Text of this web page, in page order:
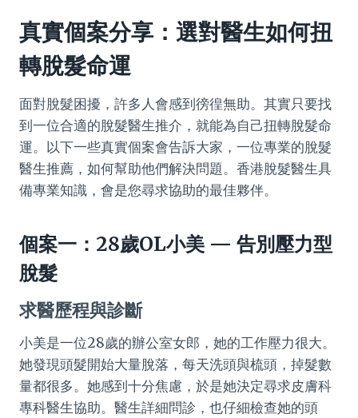
真實個案分享：選對醫生如何扭
轉脫髮命運
面對脫髮困擾，許多人會感到徬徨無助。其實只要找
到一位合適的脫髮醫生推介，就能為自己扭轉脫髮命
運。以下一些真實個案會告訴大家，一位專業的脫髮
醫生推薦，如何幫助他們解決問題。香港脫髮醫生具
備專業知識，會是您尋求協助的最佳夥伴。
個案一：28歲OL小美 — 告別壓力型
脫髮
求醫歷程與診斷
小美是一位28歲的辦公室女郎，她的工作壓力很大。
她發現頭髮開始大量脫落，每天洗頭與梳頭，掉髮數
量都很多。她感到十分焦慮，於是她決定尋求皮膚科
專科醫生協助。醫生詳細問診，也仔細檢查她的頭